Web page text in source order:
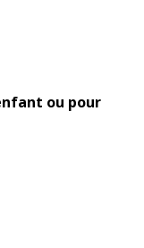
ou pour